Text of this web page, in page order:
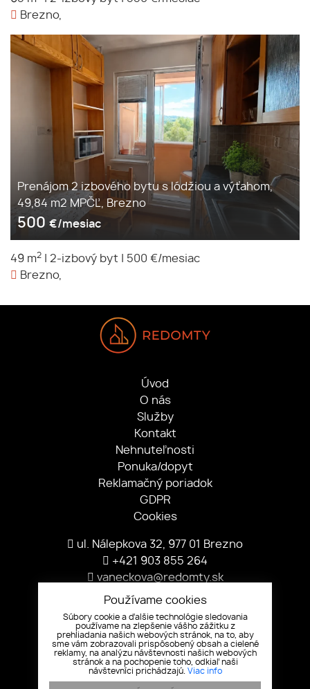
Brezno,
Prenájom 2 izbového bytu s lódžiou a výťahom,
49,84 m2 MPČĽ, Brezno
500 €/mesiac
49 m2 2-izbový byt
500 €/mesiac
Brezno,
Úvod
O nás
Služby
Kontakt
Nehnuteľnosti
Ponuka/dopyt
Reklamačný poriadok
GDPR
Cookies
ul. Nálepkova 32, 977 01 Brezno
+421 903 855 264
vaneckova@redomty.sk
Používame cookies
Súbory cookie a ďalšie technológie sledovania
používame na zlepšenie vášho zážitku z
prehliadania našich webových stránok, na to, aby
sme vám zobrazovali prispôsobený obsah a cielené
reklamy, na analýzu návštevnosti našich webových
stránok a na pochopenie toho, odkiaľ naši
návštevníci prichádzajú. Viac info